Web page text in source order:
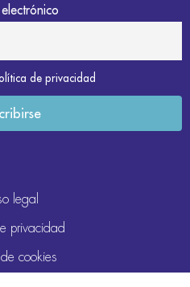
de privacidad
legal
privacidad
cookies